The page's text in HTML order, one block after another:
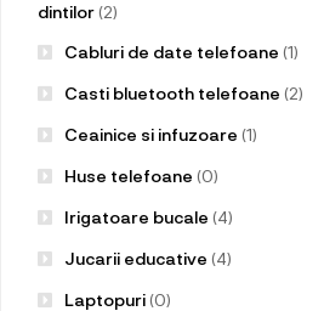
dintilor(2)
Cabluri de date telefoane (1)
Casti bluetooth telefoane (2)
Ceainice si infuzoare (1)
Huse telefoane (0)
Irigatoare bucale (4)
Jucarii educative (4)
Laptopuri(0)